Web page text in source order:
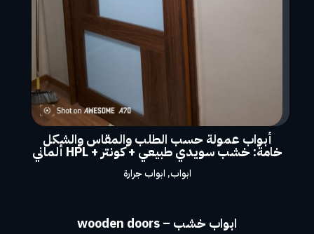
أبواب عمولة حسب الطلب والمقاس والشكل
خامة: خشب سويدي طبيعي + كونتر + HPL ألماني
ابواب, ابواب جرارة
ابواب خشب – wooden doors